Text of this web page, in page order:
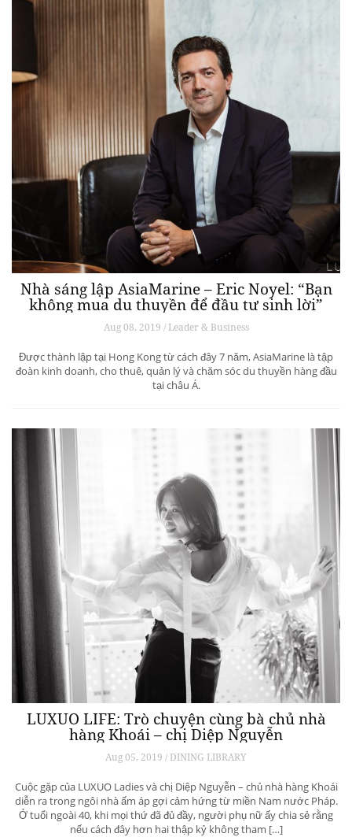
Nhà sáng lập AsiaMarine – Eric Noyel: “Bạn
không mua du thuyền để đầu tư sinh lời”
Aug 08, 2019 / Leader & Business
Được thành lập tại Hong Kong từ cách đây 7 năm, AsiaMarine là tập
đoàn kinh doanh, cho thuê, quản lý và chăm sóc du thuyền hàng đầu
tại châu Á.
LUXUO LIFE: Trò chuyện cùng bà chủ nhà
hàng Khoái – chị Diệp Nguyễn
Aug 05, 2019 / DINING LIBRARY
Cuộc gặp của LUXUO Ladies và chị Diệp Nguyễn – chủ nhà hàng Khoái
diễn ra trong ngôi nhà ấm áp gợi cảm hứng từ miền Nam nước Pháp.
Ở tuổi ngoài 40, khi mọi thứ đã đủ đầy, người phụ nữ ấy chia sẻ rằng
nếu cách đây hơn hai thập kỷ không tham […]